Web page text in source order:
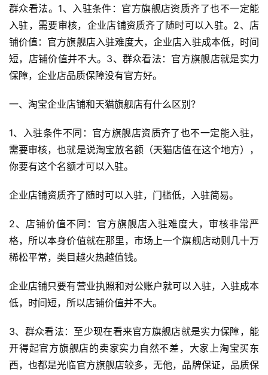
G
E
O
优
化
察
电
商
运
直
播
货
引
流
推
广
登录 注册
群众看法。1、入驻条件：官方旗舰店资质齐了也不一定能
入驻，需要审核，企业店铺资质齐了随时可以入驻。2、店
铺价值：官方旗舰店入驻难度大，企业店入驻成本低，时间
短，店铺价值并不大。3、群众看法：官方旗舰店就是实力
保障，企业店品质保障没有官方好。
一、淘宝企业店铺和天猫旗舰店有什么区别？
1、入驻条件不同：官方旗舰店资质齐了也不一定能入驻，
需要审核，也就是说淘宝放名额（天猫店值在这个地方），
你要有这个名额才可以入驻。
企业店铺资质齐了随时可以入驻，门槛低，入驻简易。
2、店铺价值不同：官方旗舰店入驻难度大，审核非常严
格，所以本身价值就在那里，市场上一个旗舰店动则几十万
稀松平常，类目越火热越值钱。
企业店铺只要有营业执照和对公账户就可以入驻，入驻成本
低，时间短，所以店铺价值并不大。
3、群众看法：至少现在看来官方旗舰店就是实力保障，能
开得起官方旗舰店的卖家实力自然不差，大家上淘宝买东
西，也都是光临官方旗舰店较多，无他，品牌保证，品质保